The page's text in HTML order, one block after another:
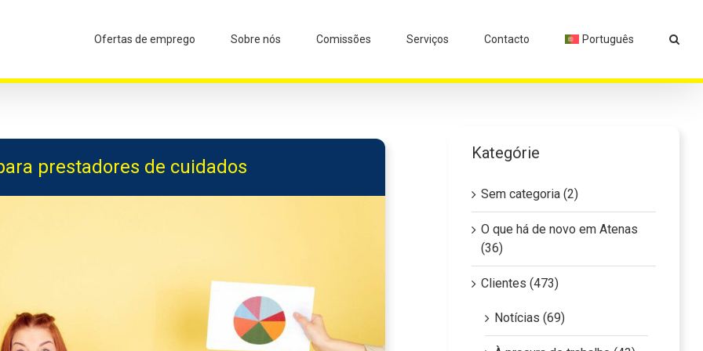
Ofertas de emprego Sobre nós Comissões Serviços Contacto Português
prestadores de cuidados
Kategórie
Sem categoria (2)
O que há de novo em Atenas
(36)
Clientes (473)
Notícias (69)